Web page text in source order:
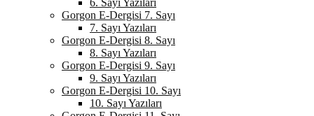
6. Sayı Yazıları
Gorgon E-Dergisi 7. Sayı
7. Sayı Yazıları
Gorgon E-Dergisi 8. Sayı
8. Sayı Yazıları
Gorgon E-Dergisi 9. Sayı
9. Sayı Yazıları
Gorgon E-Dergisi 10. Sayı
10. Sayı Yazıları